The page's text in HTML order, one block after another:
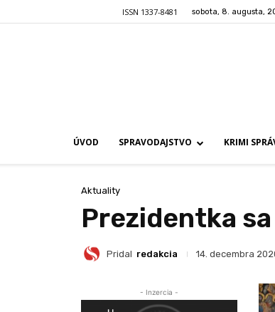
ISSN 1337-8481 sobota, 8. augusta,
ÚVOD SPRAVODAJSTVO KRIMI
Aktuality
Prezidentka
Pridal redakcia 14. decembra
- Inzercia -